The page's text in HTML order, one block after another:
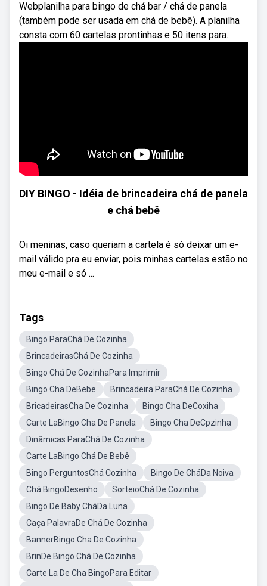
Webplanilha para bingo de chá bar / chá de panela
(também pode ser usada em chá de bebê). A planilha
consta com 60 cartelas prontinhas e 50 itens para.
DIY BINGO - Idéia de brincadeira chá de panela
e chá bebê
Oi meninas, caso queriam a cartela é só deixar um e-
mail válido pra eu enviar, pois minhas cartelas estão no
meu e-mail e só ...
Tags
Bingo ParaChá De Cozinha
BrincadeirasChá De Cozinha
Bingo Chá De CozinhaPara Imprimir
Bingo Cha DeBebe
Brincadeira ParaChá De Cozinha
BricadeirasCha De Cozinha
Bingo Cha DeCoxiha
Carte LaBingo Cha De Panela
Bingo Cha DeCpzinha
Dinâmicas ParaChá De Cozinha
Carte LaBingo Chá De Bebê
Bingo PerguntosChá Cozinha
Bingo De CháDa Noiva
Chá BingoDesenho
SorteioChá De Cozinha
Bingo De Baby CháDa Luna
Caça PalavraDe Chá De Cozinha
BannerBingo Cha De Cozinha
BrinDe Bingo Chá De Cozinha
Carte La De Cha BingoPara Editar